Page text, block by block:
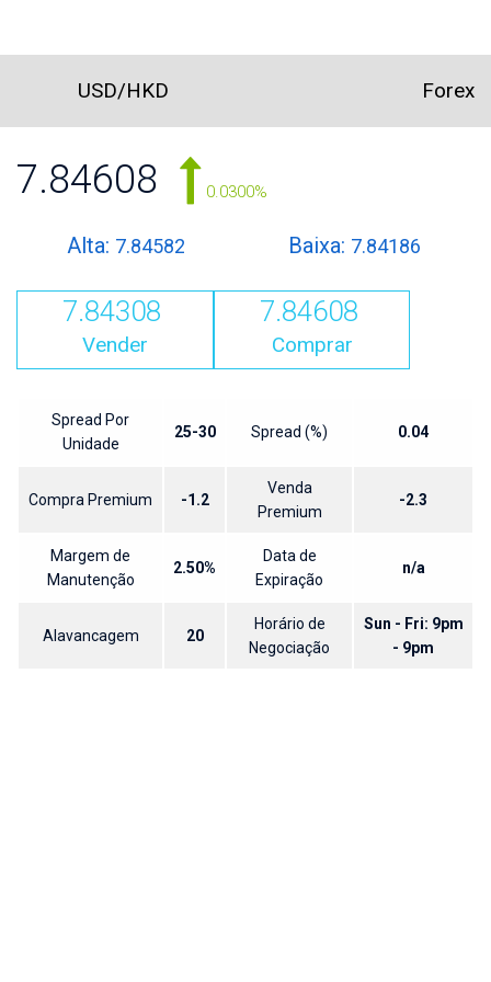
USD/HKD Forex
7.84608 0.0300%
Alta: 7.84582 Baixa: 7.84186
7.84308
Vender
7.84608
Comprar
Spread Por
Unidade
25-30 Spread (%) 0.04
Compra Premium -1.2
Venda
Premium
-2.3
Margem de
Manutenção
2.50%
Data de
Expiração
n/a
Alavancagem 20
Horário de
Negociação
Sun - Fri: 9pm
- 9pm